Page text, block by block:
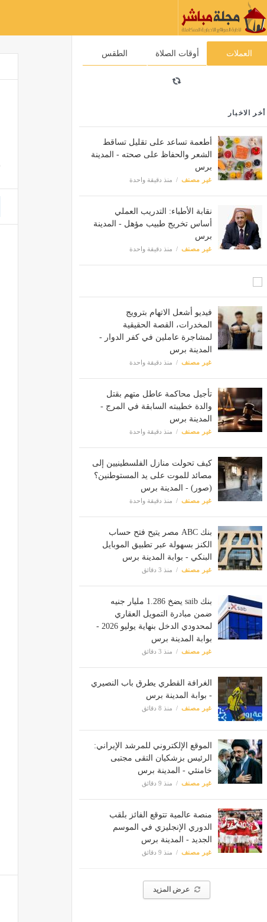
العملات أوقات الصلاة الطقس
أخر الاخبار
أطعمة تساعد على تقليل تساقط
الشعر والحفاظ على صحته - المدينة
برس
غير مصنف منذ دقيقة واحدة
نقابة الأطباء: التدريب العملي
أساس تخريج طبيب مؤهل - المدينة
برس
غير مصنف منذ دقيقة واحدة
فيديو أشعل الاتهام بترويج
المخدرات، القصة الحقيقية
لمشاجرة عاملين في كفر الدوار -
المدينة برس
غير مصنف منذ دقيقة واحدة
تأجيل محاكمة عاطل متهم بقتل
والدة خطيبته السابقة في المرج -
المدينة برس
غير مصنف منذ دقيقة واحدة
كيف تحولت منازل الفلسطينيين إلى
مصائد للموت على يد المستوطنين؟
(صور) - المدينة برس
غير مصنف منذ دقيقة واحدة
بنك ABC مصر يتيح فتح حساب
الكنز بسهولة عبر تطبيق الموبايل
البنكي - بوابة المدينة برس
غير مصنف منذ 3 دقائق
بنك saib يضخ 1.286 مليار جنيه
ضمن مبادرة التمويل العقاري
لمحدودي الدخل بنهاية يوليو 2026 -
بوابة المدينة برس
غير مصنف منذ 3 دقائق
الغرافة القطري يطرق باب النصيري
- بوابة المدينة برس
غير مصنف منذ 8 دقائق
الموقع الإلكتروني للمرشد الإيراني:
الرئيس بزشكيان التقى مجتبى
خامنئي - المدينة برس
غير مصنف منذ 9 دقائق
منصة عالمية تتوقع الفائز بلقب
الدوري الإنجليزي في الموسم
الجديد - المدينة برس
غير مصنف منذ 9 دقائق
عرض المزيد